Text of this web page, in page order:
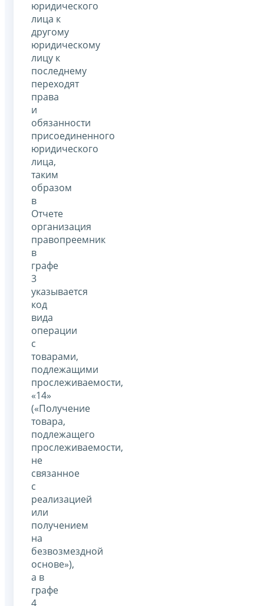
юридического
лица к
другому
юридическому
лицу к
последнему
переходят
права
и
обязанности
присоединенного
юридического
лица,
таким
образом
в
Отчете
организация
правопреемник
в
графе
3
указывается
код
вида
операции
с
товарами,
подлежащими
прослеживаемости,
«14»
(«Получение
товара,
подлежащего
прослеживаемости,
не
связанное
с
реализацией
или
получением
на
безвозмездной
основе»),
а в
графе
4